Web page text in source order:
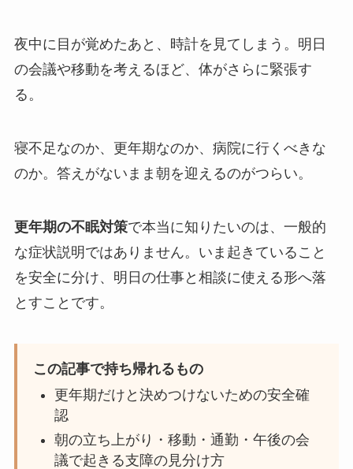
夜中に目が覚めたあと、時計を見てしまう。明日
の会議や移動を考えるほど、体がさらに緊張す
る。
寝不足なのか、更年期なのか、病院に行くべきな
のか。答えがないまま朝を迎えるのがつらい。
更年期の不眠対策で本当に知りたいのは、一般的
な症状説明ではありません。いま起きていること
を安全に分け、明日の仕事と相談に使える形へ落
とすことです。
この記事で持ち帰れるもの
更年期だけと決めつけないための安全確
認
朝の立ち上がり・移動・通勤・午後の会
議で起きる支障の見分け方